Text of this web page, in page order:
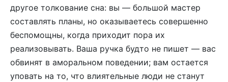
другое толкование сна: вы — большой мастер
составлять планы, но оказываетесь совершенно
беспомощны, когда приходит пора их
реализовывать. Ваша ручка будто не пишет — вас
обвинят в аморальном поведении; вам остается
уповать на то, что влиятельные люди не станут